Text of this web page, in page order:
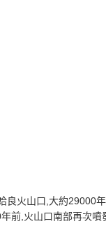
火山口,大約29000
前,火山口南部再次